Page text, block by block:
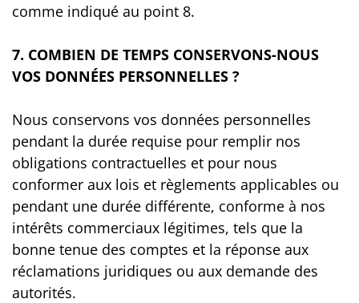
comme indiqué au point 8.
7. COMBIEN DE TEMPS CONSERVONS-NOUS
VOS DONNÉES PERSONNELLES ?
Nous conservons vos données personnelles
pendant la durée requise pour remplir nos
obligations contractuelles et pour nous
conformer aux lois et règlements applicables ou
pendant une durée différente, conforme à nos
intérêts commerciaux légitimes, tels que la
bonne tenue des comptes et la réponse aux
réclamations juridiques ou aux demande des
autorités.